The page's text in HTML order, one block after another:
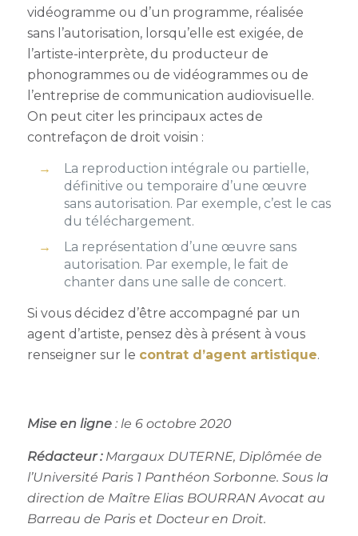
vidéogramme ou d’un programme, réalisée
sans l’autorisation, lorsqu’elle est exigée, de
l’artiste-interprète, du producteur de
phonogrammes ou de vidéogrammes ou de
l’entreprise de communication audiovisuelle.
On peut citer les principaux actes de
contrefaçon de droit voisin :
La reproduction intégrale ou partielle,
définitive ou temporaire d’une œuvre
sans autorisation. Par exemple, c’est le cas
du téléchargement.
La représentation d’une œuvre sans
autorisation. Par exemple, le fait de
chanter dans une salle de concert.
Si vous décidez d’être accompagné par un
agent d’artiste, pensez dès à présent à vous
renseigner sur le contrat d’agent artistique.
Mise en ligne: le 6 octobre 2020
Rédacteur : Margaux DUTERNE, Diplômée de
l’Université Paris 1 Panthéon Sorbonne. Sous la
direction de Maître Elias BOURRAN Avocat au
Barreau de Paris et Docteur en Droit.